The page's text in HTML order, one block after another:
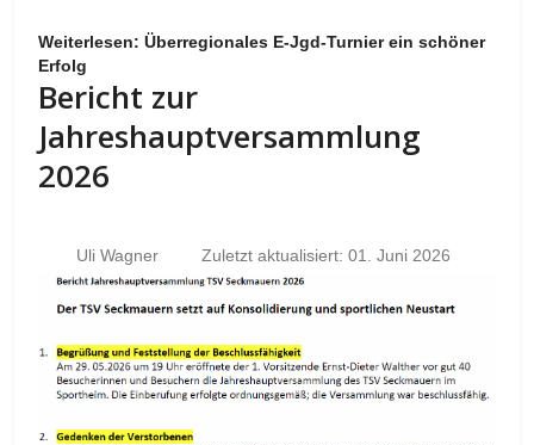
Weiterlesen: Überregionales E-Jgd-Turnier ein schöner
Erfolg
Bericht zur
Jahreshauptversammlung
2026
Uli Wagner Zuletzt aktualisiert: 01. Juni 2026